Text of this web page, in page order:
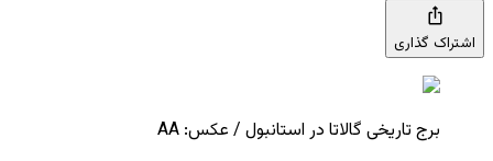
اشتراک گذاری
برج تاریخی گالاتا در استانبول / عکس: AA